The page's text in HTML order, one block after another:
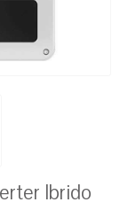
Ibrido